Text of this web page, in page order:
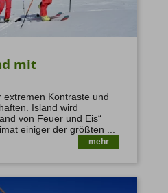
mit
extremen Kontraste und
Island wird
von Feuer und Eis“
einiger der größten ...
mehr